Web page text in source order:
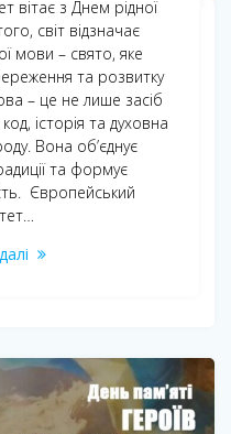
вітає з Днем рідної
світ відзначає
мови – свято, яке
та розвитку
– це не лише засіб
історія та духовна
Вона об’єднує
та формує
Європейський